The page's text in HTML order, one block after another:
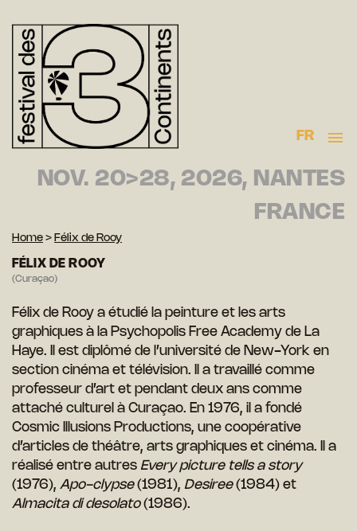
FR
NOV. 20>28, 2026, NANTES
FRANCE
Home > Félix de Rooy
FÉLIX DE ROOY
(Curaçao)
Félix de Rooy a étudié la peinture et les arts
graphiques à la Psychopolis Free Academy de La
Haye. Il est diplômé de l’université de New-York en
section cinéma et télévision. Il a travaillé comme
professeur d’art et pendant deux ans comme
attaché culturel à Curaçao. En 1976, il a fondé
Cosmic Illusions Productions, une coopérative
d’articles de théâtre, arts graphiques et cinéma. Il a
réalisé entre autres Every picture tells a story
(1976), Apo-clypse(1981), Desiree(1984) et
Almacita di desolato(1986).